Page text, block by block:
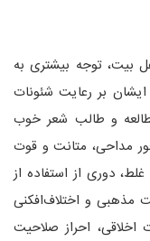
توجه بیشتری به
ایشان بر رعایت شئونات
و طالب شعر خوب
مداحی، متانت و قوت
دوری از استفاده از
مذهبی و اختلاف‌افکنی
احراز صلاحیت